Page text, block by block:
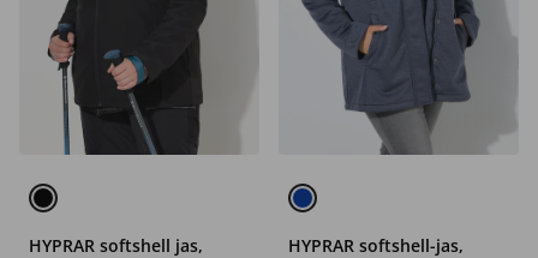
HYPRAR softshell jas,
HYPRAR softshell-jas,